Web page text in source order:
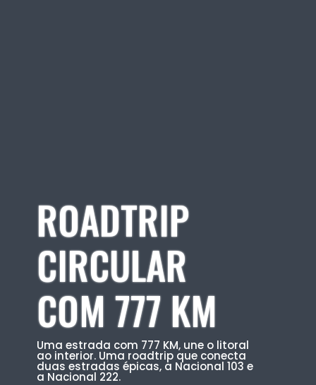
ROADTRIP
CIRCULAR
COM 777 KM
Uma estrada com 777 KM, une o litoral
ao interior. Uma roadtrip que conecta
duas estradas épicas, a Nacional 103 e
a Nacional 222.